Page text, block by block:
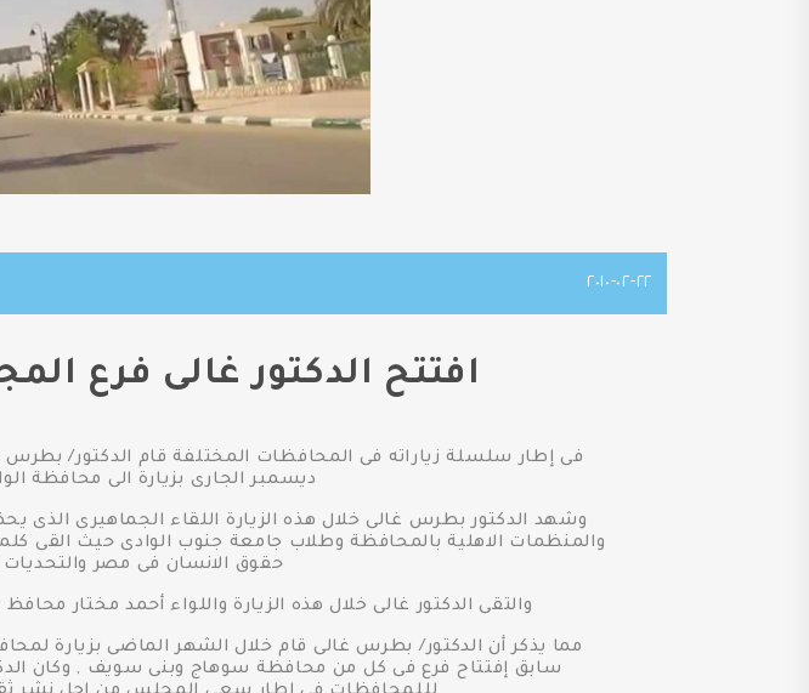
٢٢-٠٢-٢٠١٠
افتتح الدكتور غالى فرع
ديسمبر الجارى بزيارة الى محافظة
وشهد الدكتور بطرس غالى خلال هذه الزيارة اللقاء الجماهيرى الذى
والمنظمات الاهلية بالمحافظة وطلاب جامعة جنوب الوادى حيث القى
حقوق الانسان فى مصر والتحديات
والتقى الدكتور غالى خلال هذه الزيارة واللواء أحمد مختار
مما يذكر أن الدكتور/ بطرس غالى قام خلال الشهر الماضى بزيارة
سابق إفتتاح فرع فى كل من محافظة سوهاج وبنى سويف , وكان